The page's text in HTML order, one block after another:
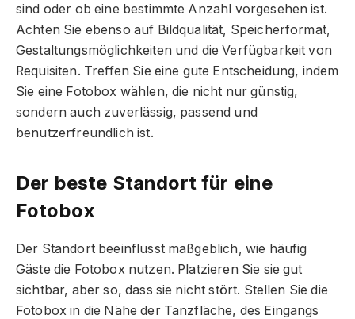
sind oder ob eine bestimmte Anzahl vorgesehen ist.
Achten Sie ebenso auf Bildqualität, Speicherformat,
Gestaltungsmöglichkeiten und die Verfügbarkeit von
Requisiten. Treffen Sie eine gute Entscheidung, indem
Sie eine Fotobox wählen, die nicht nur günstig,
sondern auch zuverlässig, passend und
benutzerfreundlich ist.
Der beste Standort für eine
Fotobox
Der Standort beeinflusst maßgeblich, wie häufig
Gäste die Fotobox nutzen. Platzieren Sie sie gut
sichtbar, aber so, dass sie nicht stört. Stellen Sie die
Fotobox in die Nähe der Tanzfläche, des Eingangs